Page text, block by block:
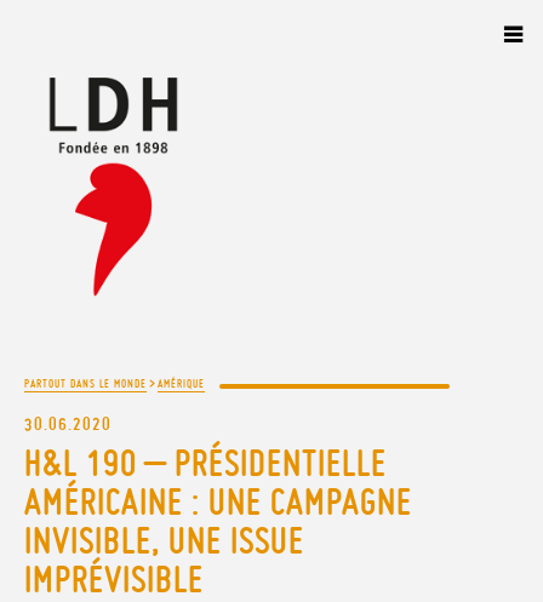
PARTOUT DANS LE MONDE >AMÉRIQUE
30.06.2020
H&L 190 – PRÉSIDENTIELLE
AMÉRICAINE : UNE CAMPAGNE
INVISIBLE, UNE ISSUE
IMPRÉVISIBLE